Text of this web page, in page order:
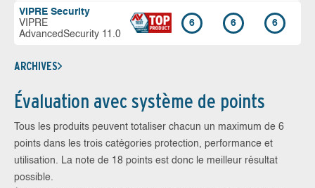
VIPRE Security
VIPRE
AdvancedSecurity 11.0
6 6 6
ARCHIVES
Évaluation avec système de points
Tous les produits peuvent totaliser chacun un maximum de 6
points dans les trois catégories protection, performance et
utilisation. La note de 18 points est donc le meilleur résultat
possible.